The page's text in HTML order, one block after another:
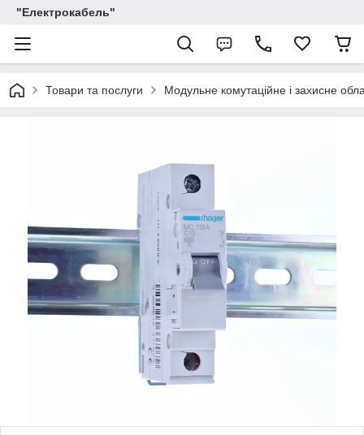
"Електрокабель"
Товари та послуги Модульне комутаційне і захисне